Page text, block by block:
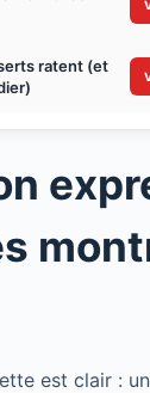
ratent (et
est clair : un